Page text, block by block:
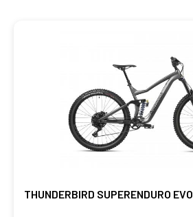
THUNDERBIRD SUPERENDURO EVO